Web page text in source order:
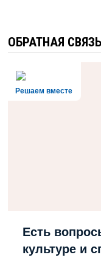
ОБРАТНАЯ СВЯЗЬ
Решаем вместе
Есть
культуре и